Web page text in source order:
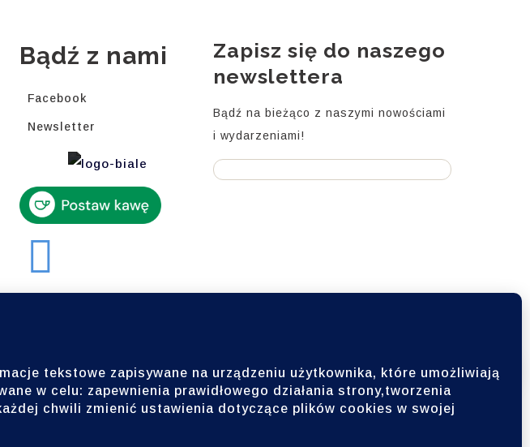
Bądź z nami
Facebook
Newsletter
Zapisz się do naszego
newslettera
Bądź na bieżąco z naszymi nowościami
i wydarzeniami!